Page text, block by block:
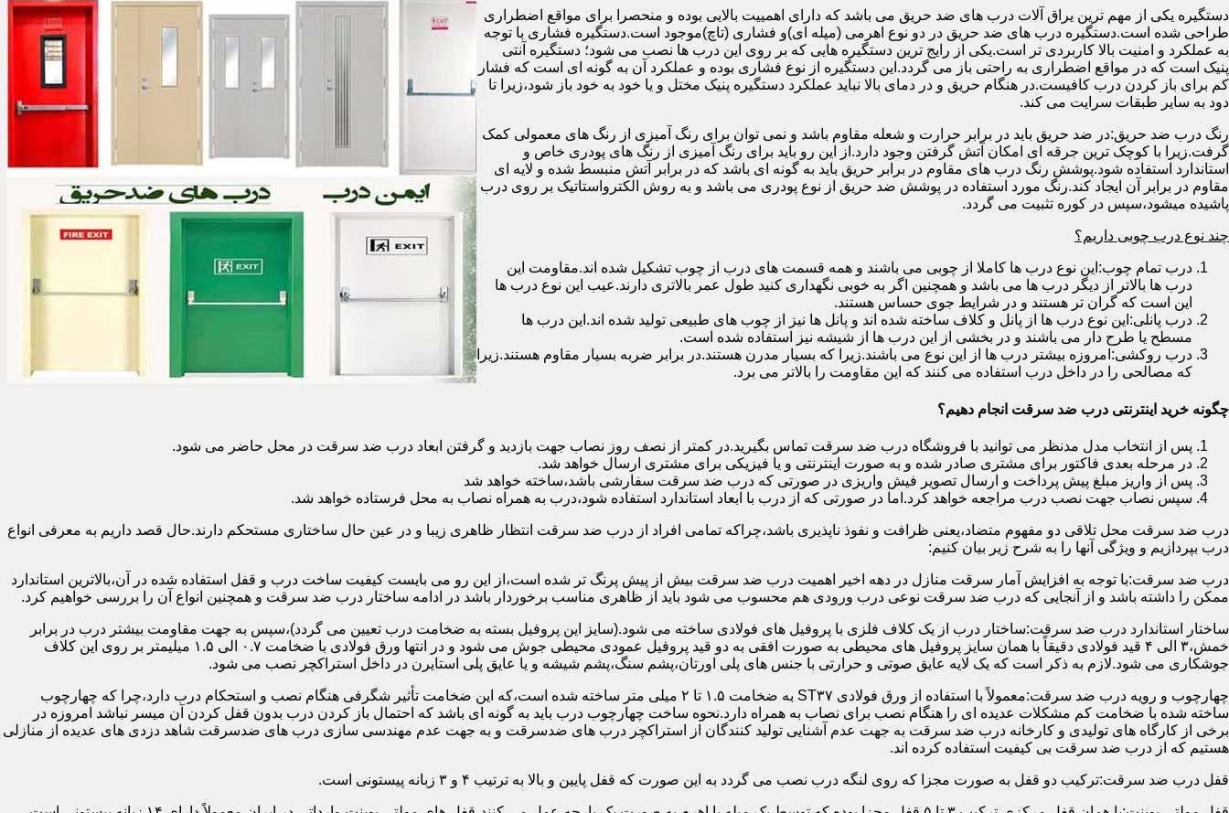
دستگیره یکی از مهم ترین یراق آلات درب های ضد حریق می باشد که دارای اهمییت بالایی بوده و منحصرا برای مواقع اضطراری
طراحی شده است.دستگیره درب های ضد حریق در دو نوع اهرمی (میله ای)و فشاری (تاچ)موجود است.دستگیره فشاری با توجه
به عملکرد و امنیت بالا کاربردی تر است.یکی از رایج ترین دستگیره هایی که بر روی این درب ها نصب می شود؛ دستگیره آنتی
پنیک است که در مواقع اضطراری به راحتی باز می گردد.این دستگیره از نوع فشاری بوده و عملکرد آن به گونه ای است که فشار
کم برای باز کردن درب کافیست.در هنگام حریق و در دمای بالا نباید عملکرد دستگیره پنیک مختل و یا خود به خود باز شود،زیرا تا
دود به سایر طبقات سرایت می کند.
رنگ درب ضد حریق:در ضد حریق باید در برابر حرارت و شعله مقاوم باشد و نمی توان برای رنگ آمیزی از رنگ های معمولی کمک
گرفت.زیرا با کوچک ترین جرقه ای امکان آتش گرفتن وجود دارد.از این رو باید برای رنگ آمیزی از رنگ های پودری خاص و
استاندارد استفاده شود.پوشش رنگ درب های مقاوم در برابر حریق باید به گونه ای باشد که در برابر آتش منبسط شده و لایه ای
مقاوم در برابر آن ایجاد کند.رنگ مورد استفاده در پوشش ضد حریق از نوع پودری می باشد و به روش الکترواستاتیک بر روی درب
پاشیده میشود،سپس در کوره تثبیت می گردد.
چند نوع درب چوبی داریم؟
درب تمام چوب:این نوع درب ها کاملا از چوبی می باشند و همه قسمت های درب از چوب تشکیل شده اند.مقاومت این
درب ها بالاتر از دیگر درب ها می باشد و همچنین اگر به خوبی نگهداری کنید طول عمر بالاتری دارند.عیب این نوع درب ها
این است که گران تر هستند و در شرایط جوی حساس هستند.
درب پانلی:این نوع درب ها از پانل و کلاف ساخته شده اند و پانل ها نیز از چوب های طبیعی تولید شده اند.این درب ها
مسطح یا طرح دار می باشند و در بخشی از این درب ها از شیشه نیز استفاده شده است.
درب روکشی:امروزه بیشتر درب ها از این نوع می باشند.زیرا که بسیار مدرن هستند.در برابر ضربه بسیار مقاوم هستند.زیرا
که مصالحی را در داخل درب استفاده می کنند که این مقاومت را بالاتر می برد.
چگونه خرید اینترنتی درب ضد سرقت انجام دهیم؟
پس از انتخاب مدل مدنظر می توانید با فروشگاه درب ضد سرقت تماس بگیرید.در کمتر از نصف روز نصاب جهت بازدید و گرفتن ابعاد درب ضد سرقت در محل حاضر می شود.
در مرحله بعدی فاکتور برای مشتری صادر شده و به صورت اینترنتی و یا فیزیکی برای مشتری ارسال خواهد شد.
پس از واریز مبلغ پیش پرداخت و ارسال تصویر فیش واریزی در صورتی که درب ضد سرقت سفارشی باشد،ساخته خواهد شد
سپس نصاب جهت نصب درب مراجعه خواهد کرد.اما در صورتی که از درب با ابعاد استاندارد استفاده شود،درب به همراه نصاب به محل فرستاده خواهد شد.
درب ضد سرقت محل تلاقی دو مفهوم متضاد،یعنی ظرافت و نفوذ ناپذیری باشد،چراکه تمامی افراد از درب ضد سرقت انتظار ظاهری زیبا و در عین حال ساختاری مستحکم دارند.حال قصد داریم به معرفی انواع
درب بپردازیم و ویژگی آنها را به شرح زیر بیان کنیم:
درب ضد سرقت:با توجه به افزایش آمار سرقت منازل در دهه اخیر اهمیت درب ضد سرقت بیش از پیش پرنگ تر شده است،از این رو می بایست کیفیت ساخت درب و قفل استفاده شده در آن،بالاترین استاندارد
ممکن را داشته باشد و از آنجایی که درب ضد سرقت نوعی درب ورودی هم محسوب می شود باید از ظاهری مناسب برخوردار باشد در ادامه ساختار درب ضد سرقت و همچنین انواع آن را بررسی خواهیم کرد.
ساختار استاندارد درب ضد سرقت:ساختار درب از یک کلاف فلزی با پروفیل های فولادی ساخته می شود.(سایز این پروفیل بسته به ضخامت درب تعیین می گردد)،سپس به جهت مقاومت بیشتر درب در برابر
خمش،۳ الی ۴ قید فولادی دقیقاً با همان سایز پروفیل های محیطی به صورت افقی به دو قید پروفیل عمودی محیطی جوش می شود و در انتها ورق فولادی با ضخامت ۰.۷ الی ۱.۵ میلیمتر بر روی این کلاف
جوشکاری می شود.لازم به ذکر است که یک لایه عایق صوتی و حرارتی با جنس های پلی اورتان،پشم سنگ،پشم شیشه و یا عایق پلی استایرن در داخل استراکچر نصب می شود.
چهارچوب و رویه درب ضد سرقت:معمولاً با استفاده از ورق فولادی ST۳۷ به ضخامت ۱.۵ تا ۲ میلی متر ساخته شده است،که این ضخامت تأثیر شگرفی هنگام نصب و استحکام درب دارد،چرا که چهارچوب
ساخته شده با ضخامت کم مشکلات عدیده ای را هنگام نصب برای نصاب به همراه دارد.نحوه ساخت چهارچوب درب باید به گونه ای باشد که احتمال باز کردن درب بدون قفل کردن آن میسر نباشد امروزه در
برخی از کارگاه های تولیدی و کارخانه درب ضد سرقت به جهت عدم آشنایی تولید کنندگان از استراکچر درب های ضدسرقت و به جهت عدم مهندسی سازی درب های ضدسرقت شاهد دزدی های عدیده از منازلی
هستیم که از درب ضد سرقت بی کیفیت استفاده کرده اند.
قفل درب ضد سرقت:ترکیب دو قفل به صورت مجزا که روی لنگه درب نصب می گردد به این صورت که قفل پایین و بالا به ترتیب ۴ و ۳ زبانه پیستونی است.